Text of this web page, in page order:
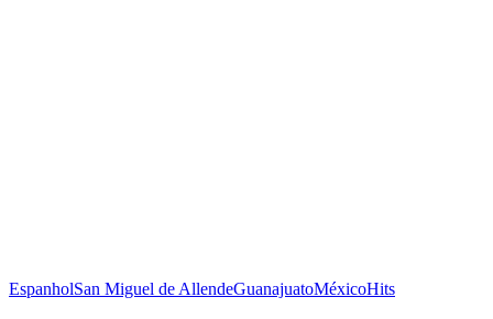
EspanholSan Miguel de AllendeGuanajuatoMéxicoHits